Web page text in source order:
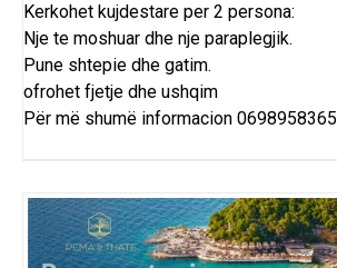
Kerkohet kujdestare per 2 persona:
Nje te moshuar dhe nje paraplegjik.
Pune shtepie dhe gatim.
ofrohet fjetje dhe ushqim
Për më shumë informacion 0698958365